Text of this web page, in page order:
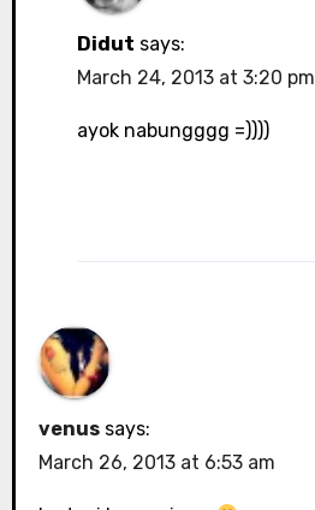
Didut says:
March 24, 2013 at 3:20 pm
ayok nabungggg =))))
venus says:
March 26, 2013 at 6:53 am